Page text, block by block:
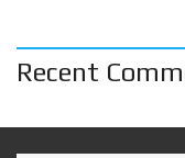
Recent